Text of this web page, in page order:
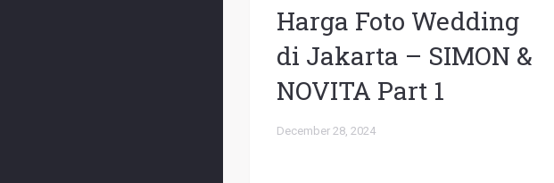
Harga Foto Wedding
di Jakarta – SIMON &
NOVITA Part 1
December 28, 2024